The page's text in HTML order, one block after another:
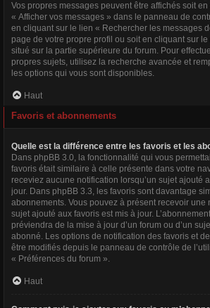
Vos propres messages peuvent être affichés soit
« Afficher vos messages » dans le panneau de
en cliquant sur le lien « Rechercher les messages
page de votre propre profil ou soit en cliquant sur
situé sur la partie supérieure du forum. Pour
propres sujets, utilisez la recherche avancée et
les options qui vous sont disponibles.
Haut
Favoris et abonnements
Quelle est la différence entre les favoris et les
Dans phpBB 3.0, la fonctionnalité qui vous
favoris était similaire à celle présente dans votre
receviez aucune notification lorsqu’un sujet ajouté
jour. Dans phpBB 3.3, les favoris sont davantage
abonnements. Vous pouvez à présent recevoir une
sujet ajouté aux favoris est mis à jour.
préviendra de la mise à jour d’un forum ou d’un
abonné. Les options de notification des favoris et
être modifiés depuis le panneau de contrôle de
« Préférences du forum ».
Haut